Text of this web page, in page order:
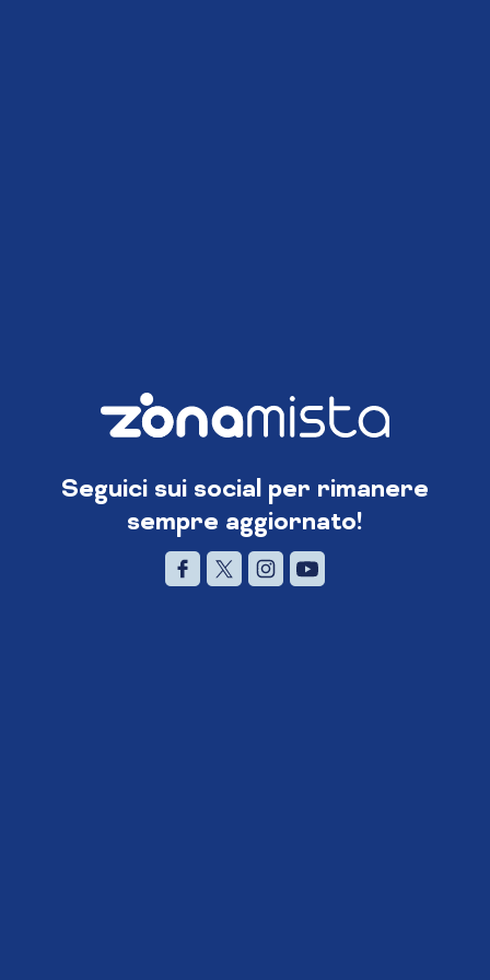
Seguici sui social per rimanere
sempre aggiornato!